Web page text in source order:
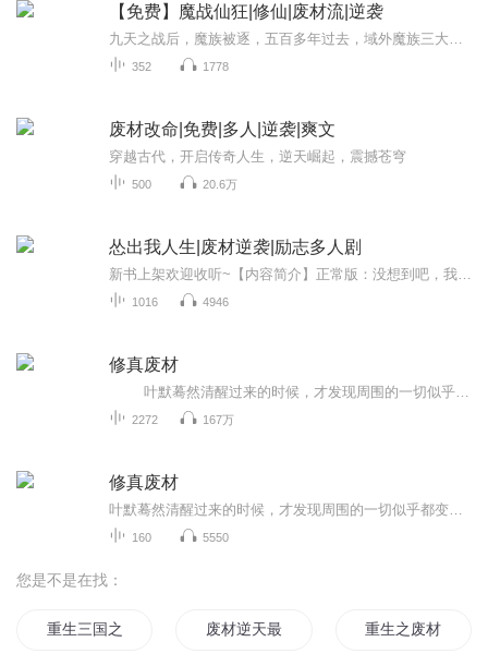
【免费】魔战仙狂|修仙|废材流|逆袭
352 1778
废材改命|免费|多人|逆袭|爽文
穿越古代，开启传奇人生，逆天崛起，震撼苍穹
500 20.6万
怂出我人生|废材逆袭|励志多人剧
1016 4946
修真废材
2272 167万
修真废材
160 5550
您是不是在找：
重生三国之废帝逆袭 废材逆天最强王妃 重生之废材小姐